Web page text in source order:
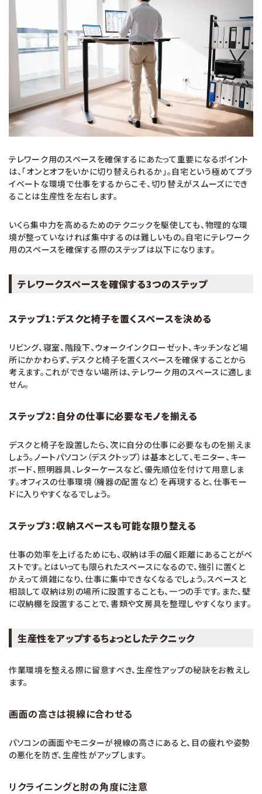
テレワーク用のスペースを確保するにあたって重要になるポイント
は、「オンとオフをいかに切り替えられるか」。自宅という極めてプラ
イベートな環境で仕事をするからこそ、切り替えがスムーズにでき
ることは生産性を左右します。
いくら集中力を高めるためのテクニックを駆使しても、物理的な環
境が整っていなければ集中するのは難しいもの。自宅にテレワーク
用のスペースを確保する際のステップは以下になります。
テレワークスペースを確保する3つのステップ
ステップ1：デスクと椅子を置くスペースを決める
リビング、寝室、階段下、ウォークインクローゼット、キッチンなど場
所にかかわらず、デスクと椅子を置くスペースを確保することから
考えます。これができない場所は、テレワーク用のスペースに適しま
せん。
ステップ2：自分の仕事に必要なモノを揃える
デスクと椅子を設置したら、次に自分の仕事に必要なものを揃えま
しょう。ノートパソコン（デスクトップ）は基本として、モニター、キー
ボード、照明器具、レターケースなど、優先順位を付けて用意しま
す。オフィスの仕事環境（機器の配置など）を再現すると、仕事モー
ドに入りやすくなるでしょう。
ステップ3 ：収納スペースも可能な限り整える
仕事の効率を上げるためにも、収納は手の届く距離にあることがベ
ストです。とはいっても限られたスペースになるので、強引に置くと
かえって煩雑になり、仕事に集中できなくなるでしょう。スペースと
相談して収納は別の場所に設置することも、一つの手です。また、壁
に収納棚を設置することで、書類や文房具を整理しやすくなります。
生産性をアップするちょっとしたテクニック
作業環境を整える際に留意すべき、生産性アップの秘訣をお教えし
ます。
画面の高さは視線に合わせる
パソコンの画面やモニターが視線の高さにあると、目の疲れや姿勢
の悪化を防ぎ、生産性がアップします。
リクライニングと肘の角度に注意